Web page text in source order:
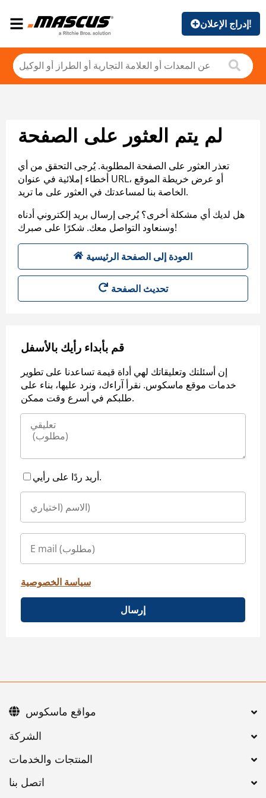
إدراج الإعلان!
لم يتم العثور على الصفحة
تعذر العثور على الصفحة المطلوبة. يُرجى التحقق من أي
أخطاء إملائية في عنوان URL، أو عرض خريطة الموقع
الخاصة بنا لمساعدتك في العثور على ما تريد.
هل لديك أي مشكلة أخرى؟ يُرجى إرسال بريد إلكتروني أدناه
وسنعاود التواصل معك. شكرًا على صبرك!
العودة إلى الصفحة الرئيسية
تحديث الصفحة
قم بأبداء رأيك بالأسفل
إن أسئلتك وتعليقاتك لهي أداة قيمة تساعدنا على تطوير
خدمات موقع ماسكوس. نقرأ آراءك، ونرد عليها، بناء على
طلبكم في أسرع وقت ممكن.
أريد ردًا على رأيي.
سياسة الخصوصية
إرسال
اتصل بنا
مواقع ماسكوس